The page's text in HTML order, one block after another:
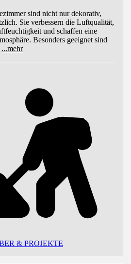
sind nicht nur dekorativ,
Sie verbessern die Luftqualität,
und schaffen eine
Besonders geeignet sind
...mehr
& PROJEKTE